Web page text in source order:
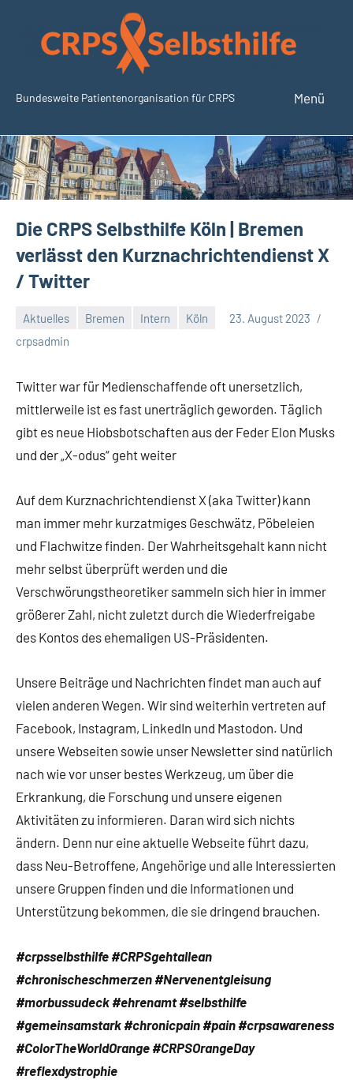
springen
SudeckSelbsthilfe.org
Bundesweite Patientenorganisation für CRPS Menü
Die CRPS Selbsthilfe Köln | Bremen
verlässt den Kurznachrichtendienst X
/ Twitter
Aktuelles Bremen Intern Köln
23. August 2023
crpsadmin
Keine
Twitter war für Medienschaffende oft unersetzlich,
mittlerweile ist es fast unerträglich geworden. Täglich
gibt es neue Hiobsbotschaften aus der Feder Elon Musks
und der „X-odus“ geht weiter
Auf dem Kurznachrichtendienst X (aka Twitter) kann
man immer mehr kurzatmiges Geschwätz, Pöbeleien
und Flachwitze finden. Der Wahrheitsgehalt kann nicht
mehr selbst überprüft werden und die
Verschwörungstheoretiker sammeln sich hier in immer
größerer Zahl, nicht zuletzt durch die Wiederfreigabe
des Kontos des ehemaligen US-Präsidenten.
Unsere Beiträge und Nachrichten findet man auch auf
vielen anderen Wegen. Wir sind weiterhin vertreten auf
Facebook, Instagram, LinkedIn und Mastodon. Und
unsere Webseiten sowie unser Newsletter sind natürlich
nach wie vor unser bestes Werkzeug, um über die
Erkrankung, die Forschung und unsere eigenen
Aktivitäten zu informieren. Daran wird sich nichts
ändern. Denn nur eine aktuelle Webseite führt dazu,
dass Neu-Betroffene, Angehörige und alle Interessierten
unsere Gruppen finden und die Informationen und
Unterstützung bekommen, die sie dringend brauchen.
#crpsselbsthilfe #CRPSgehtallean
#chronischeschmerzen #Nervenentgleisung
#morbussudeck #ehrenamt #selbsthilfe
#gemeinsamstark #chronicpain #pain #crpsawareness
#ColorTheWorldOrange #CRPSOrangeDay
#reflexdystrophie